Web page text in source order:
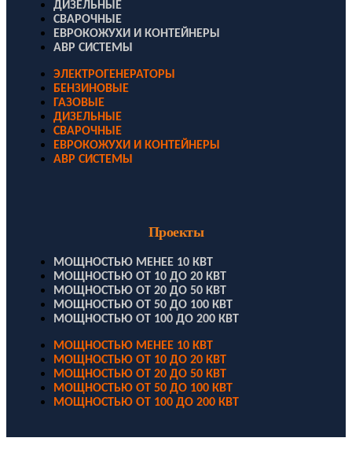
ДИЗЕЛЬНЫЕ
СВАРОЧНЫЕ
ЕВРОКОЖУХИ И КОНТЕЙНЕРЫ
АВР СИСТЕМЫ
ЭЛЕКТРОГЕНЕРАТОРЫ
БЕНЗИНОВЫЕ
ГАЗОВЫЕ
ДИЗЕЛЬНЫЕ
СВАРОЧНЫЕ
ЕВРОКОЖУХИ И КОНТЕЙНЕРЫ
АВР СИСТЕМЫ
Проекты
МОЩНОСТЬЮ МЕНЕЕ 10 КВТ
МОЩНОСТЬЮ ОТ 10 ДО 20 КВТ
МОЩНОСТЬЮ ОТ 20 ДО 50 КВТ
МОЩНОСТЬЮ ОТ 50 ДО 100 КВТ
МОЩНОСТЬЮ ОТ 100 ДО 200 КВТ
МОЩНОСТЬЮ МЕНЕЕ 10 КВТ
МОЩНОСТЬЮ ОТ 10 ДО 20 КВТ
МОЩНОСТЬЮ ОТ 20 ДО 50 КВТ
МОЩНОСТЬЮ ОТ 50 ДО 100 КВТ
МОЩНОСТЬЮ ОТ 100 ДО 200 КВТ